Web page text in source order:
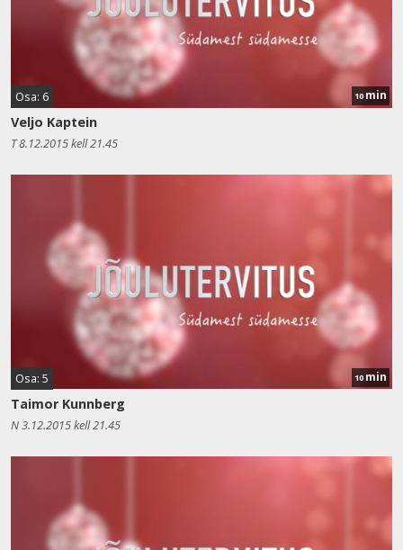
Osa: 6 10 min
Veljo Kaptein
T 8.12.2015 kell 21.45
Osa: 5 10 min
Taimor Kunnberg
N 3.12.2015 kell 21.45